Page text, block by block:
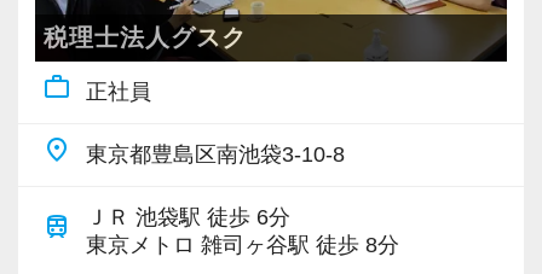
社員と同じように実務経験を積みながら税法や
会計の知識を得られるようフォロー体制はバッ
チリです。
【先輩スタッフのサポートを受けながら段階を
入社してからのステップアッププランを準備し
ています。あなたの成長にあわせてステップア
バリバリ働いて活躍したい方、大歓迎です！
これからますます成長していく新宿オフィス
頼される税務のプロを目指せます】
私達は「税務のプロフェッショナルとしてお客
いるため、獣医のお客様からすると安心してな
んでも話せる相談相手となっています。
動物病院の業界に精通し、きめ細かな支援がで
きる。その評判がご紹介につながり、着実に顧
問先は拡大しています。
今回も、それに対応するべく行われる増員募集
です！
税理士法人グスク
work_outline 正社員
place 東京都豊島区南池袋3-10-8
train
ＪＲ 池袋駅 徒歩 6分
東京メトロ 雑司ヶ谷駅 徒歩 8分